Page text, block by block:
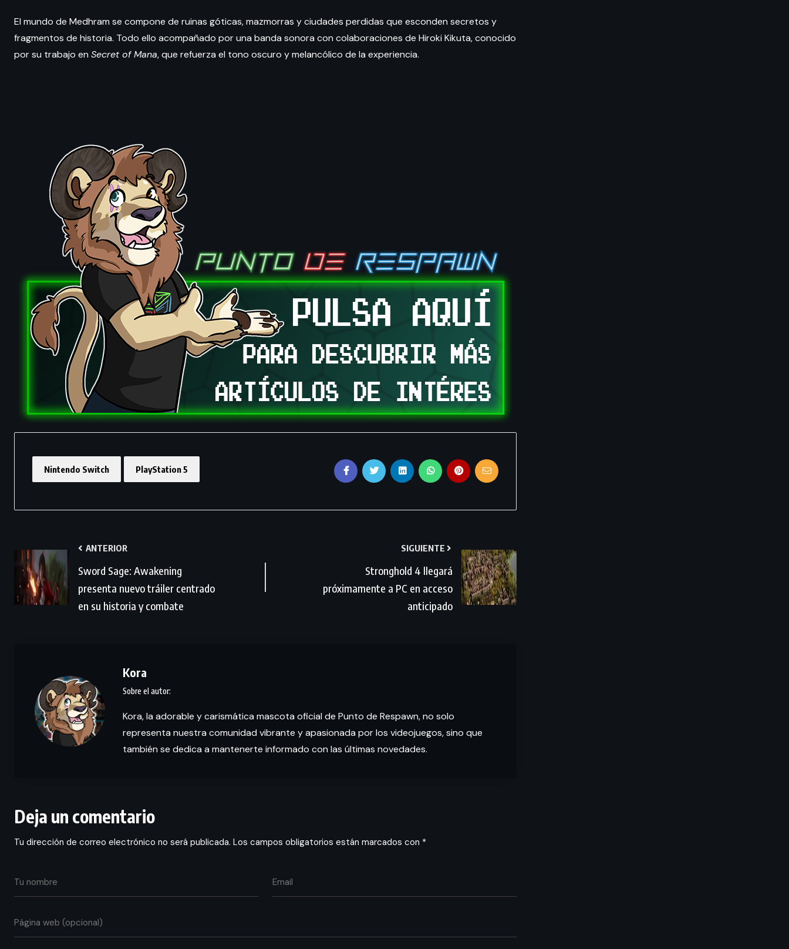
El mundo de Medhram se compone de ruinas góticas, mazmorras y ciudades perdidas que esconden secretos y
fragmentos de historia. Todo ello acompañado por una banda sonora con colaboraciones de Hiroki Kikuta, conocido
por su trabajo en Secret of Mana, que refuerza el tono oscuro y melancólico de la experiencia.
Nintendo Switch PlayStation 5
ANTERIOR
Sword Sage: Awakening
presenta nuevo tráiler centrado
en su historia y combate
SIGUIENTE
Stronghold 4 llegará
próximamente a PC en acceso
anticipado
Kora
Kora, la adorable y carismática mascota oficial de Punto de Respawn, no solo
representa nuestra comunidad vibrante y apasionada por los videojuegos, sino que
también se dedica a mantenerte informado con las últimas novedades.
Deja un comentario
Tu dirección de correo electrónico no será publicada. Los campos obligatorios están marcados con *